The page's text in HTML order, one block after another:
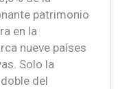
patrimonio
en la
nueve países
Solo la
del